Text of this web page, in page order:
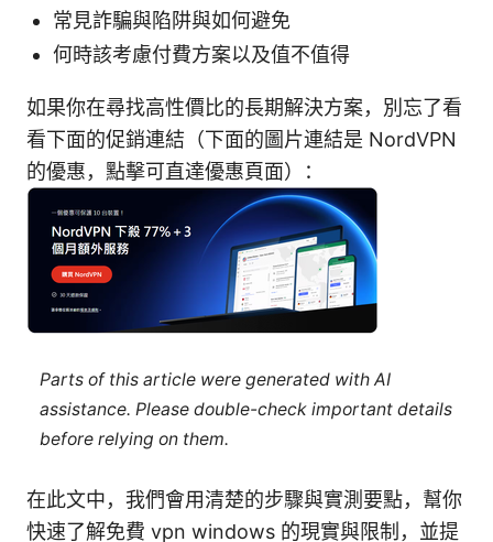
常見詐騙與陷阱與如何避免
何時該考慮付費方案以及值不值得
如果你在尋找高性價比的長期解決方案，別忘了看
看下面的促銷連結（下面的圖片連結是 NordVPN
的優惠，點擊可直達優惠頁面）：
Parts of this article were generated with AI
assistance. Please double-check important details
before relying on them.
在此文中，我們會用清楚的步驟與實測要點，幫你
快速了解免費 vpn windows 的現實與限制，並提